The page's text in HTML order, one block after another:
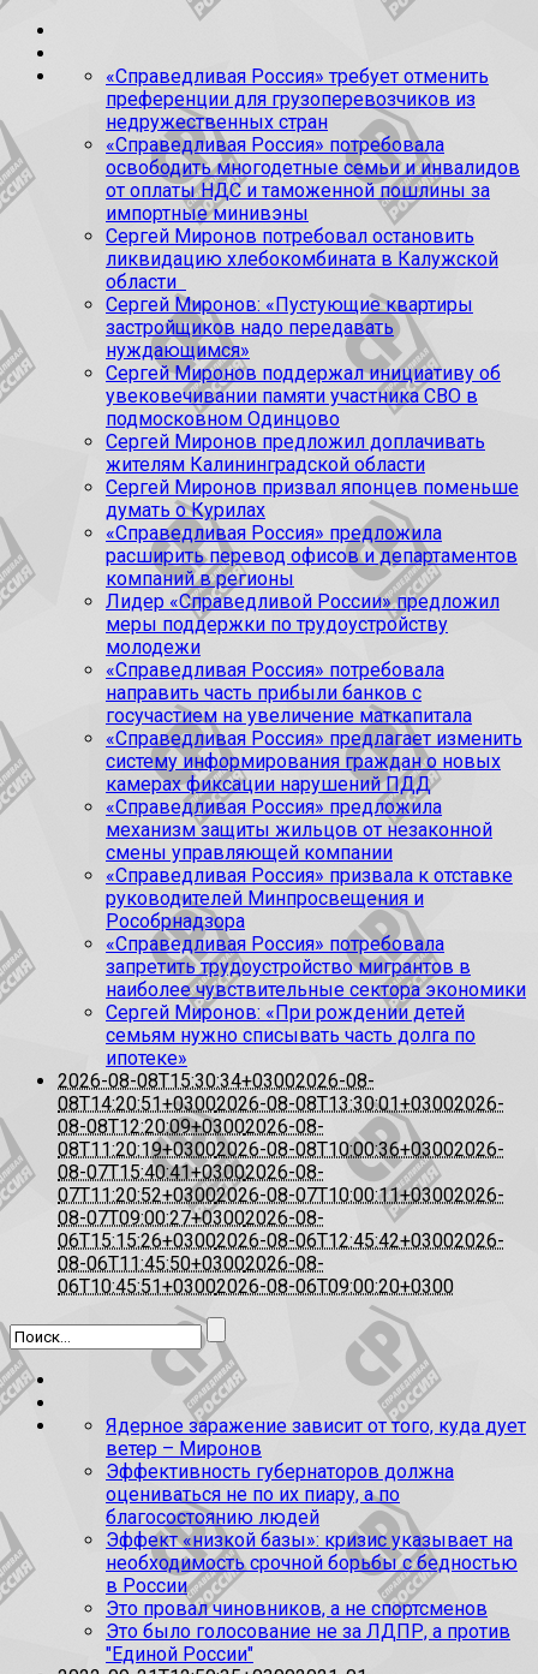
«Справедливая Россия» требует отменить
преференции для грузоперевозчиков из
недружественных стран
«Справедливая Россия» потребовала
освободить многодетные семьи и инвалидов
от оплаты НДС и таможенной пошлины за
импортные минивэны
Сергей Миронов потребовал остановить
ликвидацию хлебокомбината в Калужской
области
Сергей Миронов: «Пустующие квартиры
застройщиков надо передавать
нуждающимся»
Сергей Миронов поддержал инициативу об
увековечивании памяти участника СВО в
подмосковном Одинцово
Сергей Миронов предложил доплачивать
жителям Калининградской области
Сергей Миронов призвал японцев поменьше
думать о Курилах
«Справедливая Россия» предложила
расширить перевод офисов и департаментов
компаний в регионы
Лидер «Справедливой России» предложил
меры поддержки по трудоустройству
молодежи
«Справедливая Россия» потребовала
направить часть прибыли банков с
госучастием на увеличение маткапитала
«Справедливая Россия» предлагает изменить
систему информирования граждан о новых
камерах фиксации нарушений ПДД
«Справедливая Россия» предложила
механизм защиты жильцов от незаконной
смены управляющей компании
«Справедливая Россия» призвала к отставке
руководителей Минпросвещения и
Рособрнадзора
«Справедливая Россия» потребовала
запретить трудоустройство мигрантов в
наиболее чувствительные сектора экономики
Сергей Миронов: «При рождении детей
семьям нужно списывать часть долга по
ипотеке»
2026-08-08T15:30:34+03002026-08-
08T14:20:51+03002026-08-08T13:30:01+03002026-
08-08T12:20:09+03002026-08-
08T11:20:19+03002026-08-08T10:00:36+03002026-
08-07T15:40:41+03002026-08-
07T11:20:52+03002026-08-07T10:00:11+03002026-
08-07T09:00:27+03002026-08-
06T15:15:26+03002026-08-06T12:45:42+03002026-
08-06T11:45:50+03002026-08-
06T10:45:51+03002026-08-06T09:00:20+0300
Ядерное заражение зависит от того, куда дует
ветер – Миронов
Эффективность губернаторов должна
оцениваться не по их пиару, а по
благосостоянию людей
Эффект «низкой базы»: кризис указывает на
необходимость срочной борьбы с бедностью
в России
Это провал чиновников, а не спортсменов
Это было голосование не за ЛДПР, а против
"Единой России"